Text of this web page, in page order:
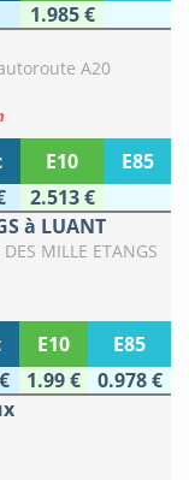
1.985 €
A20
E10
E85
2.513 €
à LUANT
MILLE ETANGS
E10
E85
1.99 €
0.978 €